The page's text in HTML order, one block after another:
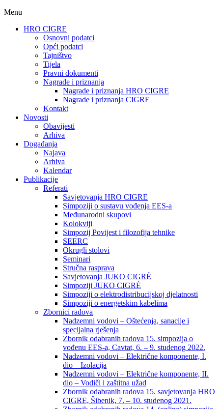
Menu
HRO CIGRE
Osnovni podatci​
Opći podatci
Tajništvo
Tijela
Pravni dokumenti
Nagrade i priznanja
Nagrade i priznanja HRO CIGRE
Nagrade i priznanja CIGRE
Kontakt
Novosti
Obavijesti
Arhiva
Događanja
Najava
Arhiva
Kalendar
Publikacije
Referati
Savjetovanja HRO CIGRE
Simpoziji o sustavu vođenja EES-a
Međunarodni skupovi
Kolokviji​
Simpozij Povijest i filozofija tehnike
SEERC
Okrugli stolovi
Seminari​
Stručna rasprava​
Savjetovanja JUKO CIGRÉ
Simpoziji JUKO CIGRÉ
Simpoziji o elektrodistribucijskoj djelatnosti
Simpoziji o energetskim kabelima
Zbornici radova
Nadzemni vodovi – Oštećenja, sanacije i
specijalna rješenja
Zbornik odabranih radova 15. simpozija o
vođenu EES-a, Cavtat, 6. – 9. studenog 2022.
Nadzemni vodovi – Električne komponente, I.
dio – Izolacija
Nadzemni vodovi – Električne komponente, II.
dio – Vodiči i zaštitna užad
Zbornik odabranih radova 15. savjetovanja HRO
CIGRE, Šibenik, 7. – 10. studenog 2021.